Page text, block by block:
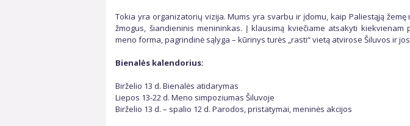
Tokia yra organizatorių vizija. Mums yra svarbu ir įdomu, kaip Paliestąją žemę
žmogus, šiandieninis menininkas. Į klausimą kviečiame atsakyti kiekvienam
meno forma, pagrindinė sąlyga – kūrinys turės „rasti“ vietą atvirose Šiluvos ir
Bienalės kalendorius:
Birželio 13 d. Bienalės atidarymas
Liepos 13-22 d. Meno simpoziumas Šiluvoje
Birželio 13 d. – spalio 12 d. Parodos, pristatymai, meninės akcijos